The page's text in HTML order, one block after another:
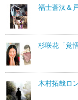
福士蒼汰＆
杉咲花「覚
木村拓哉ロ